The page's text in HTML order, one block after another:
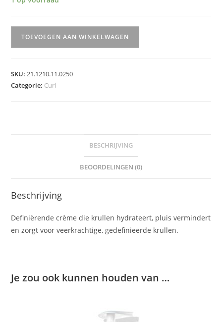
TOEVOEGEN AAN WINKELWAGEN
SKU:21.1210.11.0250
Categorie: Curl
BESCHRIJVING
BEOORDELINGEN (0)
Beschrijving
Definiërende crème die krullen hydrateert, pluis vermindert
en zorgt voor veerkrachtige, gedefinieerde krullen.
Je zou ook kunnen houden van …